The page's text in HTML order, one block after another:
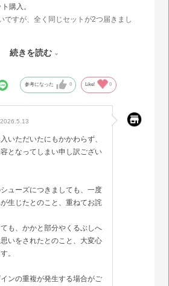
購入。
ですが、全く同じセットが2つ届きまし
だけでクロコの部分からヒビが入って割
ます。
深いのでくるぶしに当たってが痛かったで
もまだ履けていません。履ける靴なら良い
。せめて外で履ける靴をお願いします。
続きを読む
参考になった 0 Like! 0
2026.5.13
いただいたにもかかわらず、
となってしまい申し訳ござい
ューズにつきましても、一度
生じたとのこと、重ねてお詫
も、かかと部分やくるぶしへ
いをされたとのこと、大変心
。
ンの重複が発生する場合がご